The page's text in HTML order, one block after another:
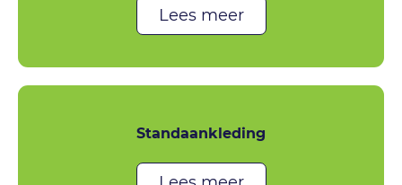
Lees meer
Standaankleding